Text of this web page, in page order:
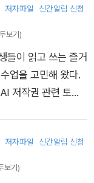
저자파일 신간알림 신청
보기)
들이 읽고 쓰는 즐거
업을 고민해 왔다.
저작권 관련 토론
저자파일 신간알림 신청
보기)